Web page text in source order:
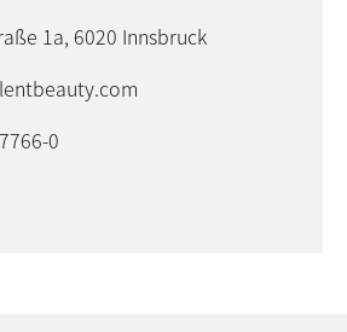
1a, 6020 Innsbruck
0